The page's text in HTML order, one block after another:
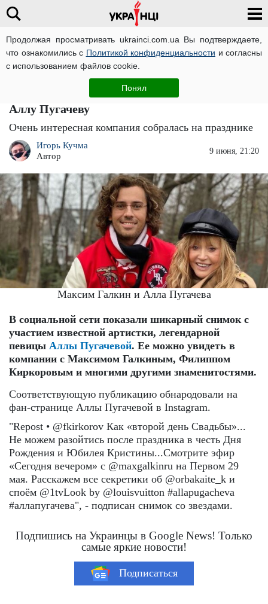
Продолжая просматривать ukrainci.com.ua Вы подтверждаете,
что ознакомились с Политикой конфиденциальности и согласны
с использованием файлов cookie.
Понял
Большие новости
"Как ни крути - одна семья": Филипп
Киркоров и Максим Галкин не поделили
Аллу Пугачеву
Очень интересная компания собралась на празднике
Игорь Кучма
Автор
9 июня, 21:20
Максим Галкин и Алла Пугачева
В социальной сети показали шикарный снимок с
участием известной артистки, легендарной
певицы Аллы Пугачевой. Ее можно увидеть в
компании с Максимом Галкиным, Филиппом
Киркоровым и многими другими знаменитостями.
Соответствующую публикацию обнародовали на
фан-странице Аллы Пугачевой в Instagram.
"Repost • @fkirkorov Как «второй день Свадьбы»...
Не можем разойтись после праздника в честь Дня
Рождения и Юбилея Кристины...Смотрите эфир
«Сегодня вечером» с @maxgalkinru на Первом 29
мая. Расскажем все секретики об @orbakaite_k и
споём @1tvLook by @louisvuitton #allapugacheva
#аллапугачева", - подписан снимок со звездами.
Подпишись на Украинцы в Google News! Только
самые яркие новости!
Подписаться